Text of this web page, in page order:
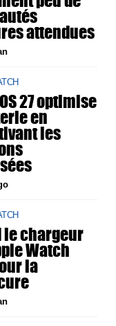
attendues
27 optimise
en
les
le chargeur
Watch
la